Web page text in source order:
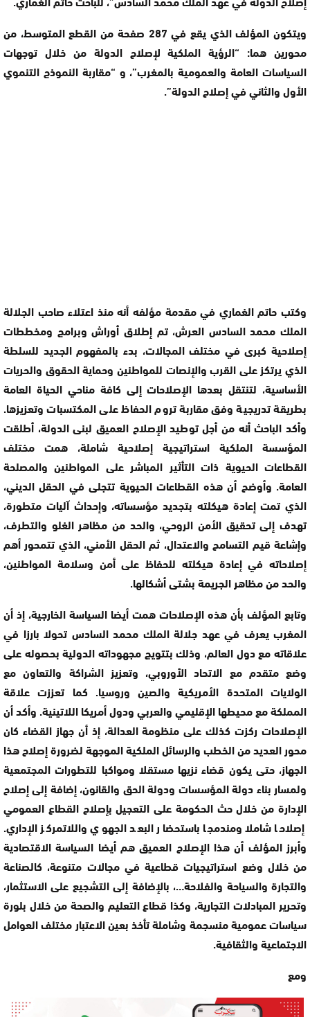
ويتكون المؤلف الذي يقع في 287 صفحة من القطع المتوسط، من
محورين هما: “الرؤية الملكية لإصلاح الدولة من خلال توجهات
السياسات العامة والعمومية بالمغرب”، و “مقاربة النموذج التنموي
الأول والثاني في إصلاح الدولة”.
وكتب حاتم الغماري في مقدمة مؤلفه أنه منذ اعتلاء صاحب الجلالة
الملك محمد السادس العرش، تم إطلاق أوراش وبرامج ومخططات
إصلاحية كبرى في مختلف المجالات، بدء بالمفهوم الجديد للسلطة
الذي يرتكز على القرب والإنصات للمواطنين وحماية الحقوق والحريات
الأساسية، لتنتقل بعدها الإصلاحات إلى كافة مناحي الحياة العامة
بطريقة تدريجية وفق مقاربة تروم الحفاظ على المكتسبات وتعزيزها.
وأكد الباحث أنه من أجل توطيد الإصلاح العميق لبنى الدولة، أطلقت
المؤسسة الملكية استراتيجية إصلاحية شاملة، همت مختلف
القطاعات الحيوية ذات التأثير المباشر على المواطنين والمصلحة
العامة. وأوضح أن هذه القطاعات الحيوية تتجلى في الحقل الديني،
الذي تمت إعادة هيكلته بتجديد مؤسساته، وإحداث آليات متطورة،
تهدف إلى تحقيق الأمن الروحي، والحد من مظاهر الغلو والتطرف،
وإشاعة قيم التسامح والاعتدال، ثم الحقل الأمني، الذي تتمحور أهم
إصلاحاته في إعادة هيكلته للحفاظ على أمن وسلامة المواطنين،
والحد من مظاهر الجريمة بشتى أشكالها.
وتابع المؤلف بأن هذه الإصلاحات همت أيضا السياسة الخارجية، إذ أن
المغرب يعرف في عهد جلالة الملك محمد السادس تحولا بارزا في
علاقاته مع دول العالم، وذلك بتتويج مجهوداته الدولية بحصوله على
وضع متقدم مع الاتحاد الأوروبي، وتعزيز الشراكة والتعاون مع
الولايات المتحدة الأمريكية والصين وروسيا. كما تعززت علاقة
المملكة مع محيطها الإقليمي والعربي ودول أمريكا اللاتينية. وأكد أن
الإصلاحات ركزت كذلك على منظومة العدالة، إذ أن جهاز القضاء كان
محور العديد من الخطب والرسائل الملكية الموجهة لضرورة إصلاح هذا
الجهاز، حتى يكون قضاء نزيها مستقلا ومواكبا للتطورات المجتمعية
ولمسار بناء دولة المؤسسات ودولة الحق والقانون، إضافة إلى إصلاح
الإدارة من خلال حث الحكومة على التعجيل بإصلاح القطاع العمومي
إصلاحا شاملا ومندمجا باستحضار البعد الجهوي واللاتمركز الإداري.
وأبرز المؤلف أن هذا الإصلاح العميق هم أيضا السياسة الاقتصادية
من خلال وضع استراتيجيات قطاعية في مجالات متنوعة، كالصناعة
والتجارة والسياحة والفلاحة…، بالإضافة إلى التشجيع على الاستثمار،
وتحرير المبادلات التجارية، وكذا قطاع التعليم والصحة من خلال بلورة
سياسات عمومية منسجمة وشاملة تأخذ بعين الاعتبار مختلف العوامل
الاجتماعية والثقافية.
ومع